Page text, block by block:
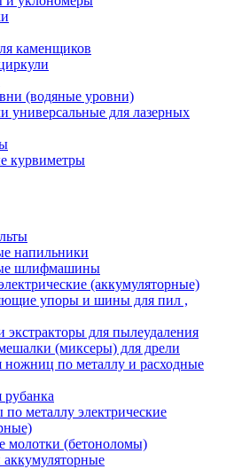
каменщиков
(водяные уровни)
универсальные для лазерных
курвиметры
напильники
шлифмашины
(аккумуляторные)
упоры и шины для пил ,
экстракторы для пылеудаления
(миксеры) для дрели
по металлу и расходные
металлу электрические
молотки (бетоноломы)
аккумуляторные